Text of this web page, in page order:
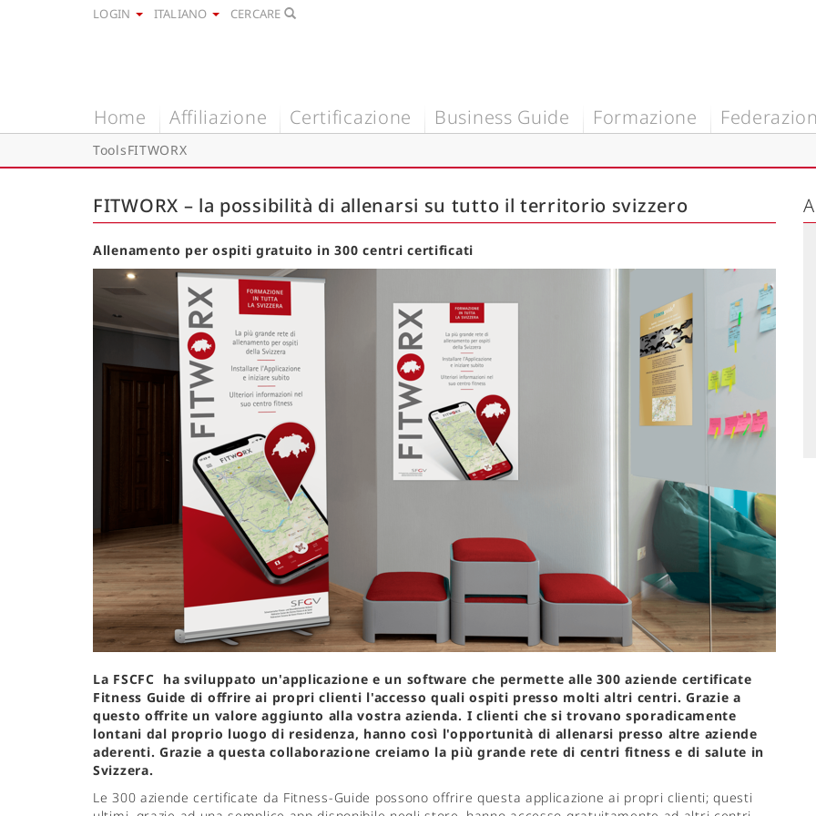
LOGIN ITALIANO CERCARE
Home Affiliazione Certificazione Business Guide Formazione
ToolsFITWORX
FITWORX – la possibilità di allenarsi su tutto il territorio svizzero
Allenamento per ospiti gratuito in 300 centri certificati
La FSCFC ha sviluppato un'applicazione e un software che permette alle 300 aziende certificate
Fitness Guide di offrire ai propri clienti l'accesso quali ospiti presso molti altri centri. Grazie a
questo offrite un valore aggiunto alla vostra azienda. I clienti che si trovano sporadicamente
lontani dal proprio luogo di residenza, hanno così l'opportunità di allenarsi presso altre aziende
aderenti. Grazie a questa collaborazione creiamo la più grande rete di centri fitness e di salute in
Svizzera.
Le 300 aziende certificate da Fitness-Guide possono offrire questa applicazione ai propri clienti; questi